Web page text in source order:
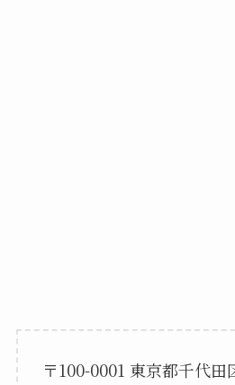
〒100-0001 東京都千代田